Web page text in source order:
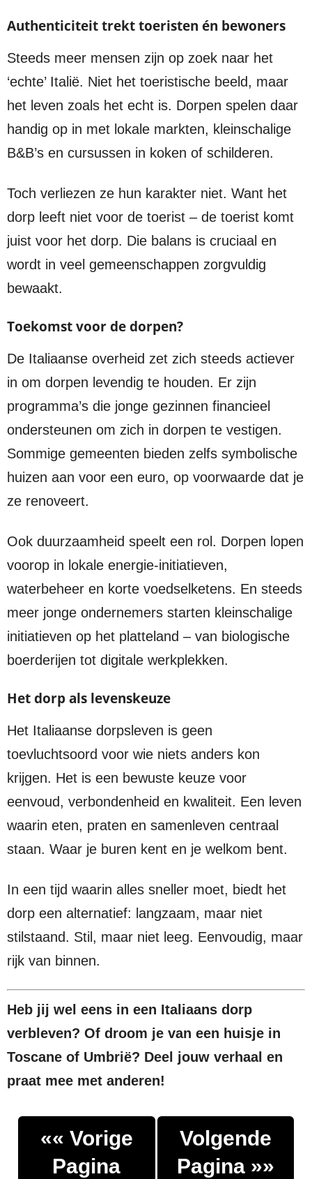
Authenticiteit trekt toeristen én bewoners
Steeds meer mensen zijn op zoek naar het
‘echte’ Italië. Niet het toeristische beeld, maar
het leven zoals het echt is. Dorpen spelen daar
handig op in met lokale markten, kleinschalige
B&B’s en cursussen in koken of schilderen.
Toch verliezen ze hun karakter niet. Want het
dorp leeft niet voor de toerist – de toerist komt
juist voor het dorp. Die balans is cruciaal en
wordt in veel gemeenschappen zorgvuldig
bewaakt.
Toekomst voor de dorpen?
De Italiaanse overheid zet zich steeds actiever
in om dorpen levendig te houden. Er zijn
programma’s die jonge gezinnen financieel
ondersteunen om zich in dorpen te vestigen.
Sommige gemeenten bieden zelfs symbolische
huizen aan voor een euro, op voorwaarde dat je
ze renoveert.
Ook duurzaamheid speelt een rol. Dorpen lopen
voorop in lokale energie-initiatieven,
waterbeheer en korte voedselketens. En steeds
meer jonge ondernemers starten kleinschalige
initiatieven op het platteland – van biologische
boerderijen tot digitale werkplekken.
Het dorp als levenskeuze
Het Italiaanse dorpsleven is geen
toevluchtsoord voor wie niets anders kon
krijgen. Het is een bewuste keuze voor
eenvoud, verbondenheid en kwaliteit. Een leven
waarin eten, praten en samenleven centraal
staan. Waar je buren kent en je welkom bent.
In een tijd waarin alles sneller moet, biedt het
dorp een alternatief: langzaam, maar niet
stilstaand. Stil, maar niet leeg. Eenvoudig, maar
rijk van binnen.
Heb jij wel eens in een Italiaans dorp
verbleven? Of droom je van een huisje in
Toscane of Umbrië? Deel jouw verhaal en
praat mee met anderen!
«« Vorige
Pagina
Volgende
Pagina »»